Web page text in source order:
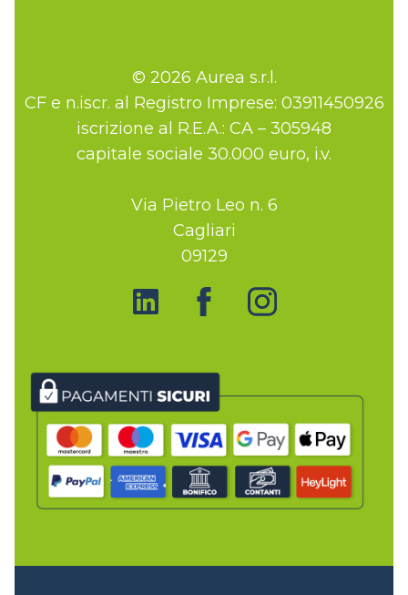
© 2026 Aurea s.r.l.
CF e n.iscr. al Registro Imprese: 03911450926
iscrizione al R.E.A.: CA – 305948
capitale sociale 30.000 euro, i.v.
Via Pietro Leo n. 6
Cagliari
09129